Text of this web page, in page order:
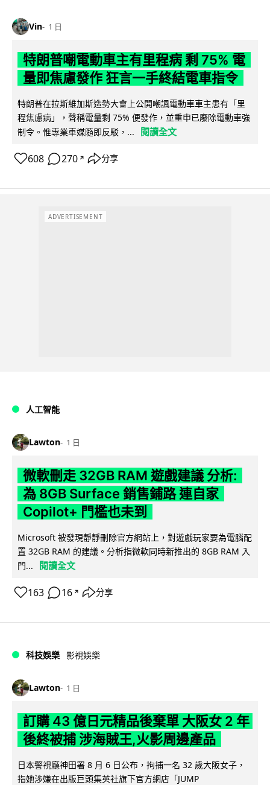
Vin 1 日
特朗普嘲電動車主有里程病 剩 75% 電
量即焦慮發作 狂言一手終結電車指令
特朗普在拉斯維加斯造勢大會上公開嘲諷電動車車主患有「里
程焦慮病」，聲稱電量剩 75% 便發作，並重申已廢除電動車強
制令。惟專業車媒隨即反駁，...
閱讀全文
608 270 ↗ 分享
ADVERTISEMENT
人工智能
Lawton 1 日
微軟刪走 32GB RAM 遊戲建議 分析:
為 8GB Surface 銷售鋪路 連自家
Copilot+ 門檻也未到
Microsoft 被發現靜靜刪除官方網站上，對遊戲玩家要為電腦配
置 32GB RAM 的建議。分析指微軟同時新推出的 8GB RAM 入
門...
閱讀全文
163 16 ↗ 分享
科技娛樂 影視娛樂
Lawton 1 日
訂購 43 億日元精品後棄單 大阪女 2 年
後終被捕 涉海賊王,火影周邊產品
日本警視廳神田署 8 月 6 日公布，拘捕一名 32 歲大阪女子，
指她涉嫌在出版巨頭集英社旗下官方網店「JUMP